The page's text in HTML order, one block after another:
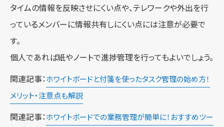
タイムの情報を反映させにくい点や、テレワークや外出を行
っているメンバーに情報共有しにくい点には注意が必要で
す。
個人であれば紙やノートで進捗管理を行ってもよいでしょう。
関連記事： ホワイトボードと付箋を使ったタスク管理の始め方！
メリット・注意点も解説
関連記事： ホワイトボードでの業務管理が簡単に！おすすめツー